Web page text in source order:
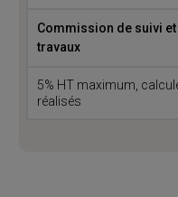
Commission de suivi
travaux
5% HT maximum,
réalisés